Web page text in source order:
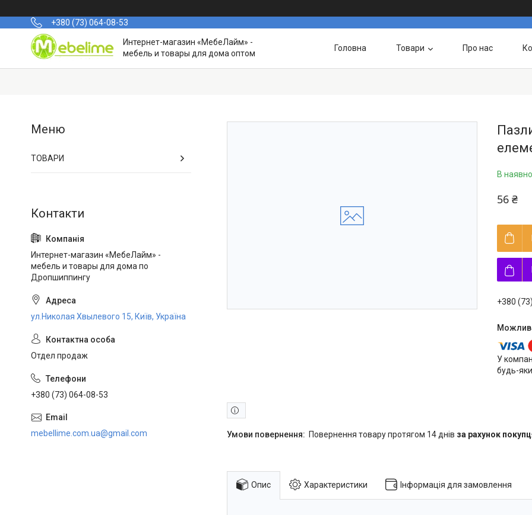
+380 (73) 064-08-53
Интернет-магазин «МебеЛайм» -
мебель и товары для дома оптом
Головна Товари Про нас
В
56 ₴
+380
У
будь-
повернення товару протягом 14 днів за рахунок
Опис Характеристики Інформація для замовлення
ТОВАРИ
Интернет-магазин «МебеЛайм» -
мебель и товары для дома по
Дропшиппингу
ул.Николая Хвылевого 15, Київ, Україна
Отдел продаж
+380 (73) 064-08-53
mebellime.com.ua@gmail.com